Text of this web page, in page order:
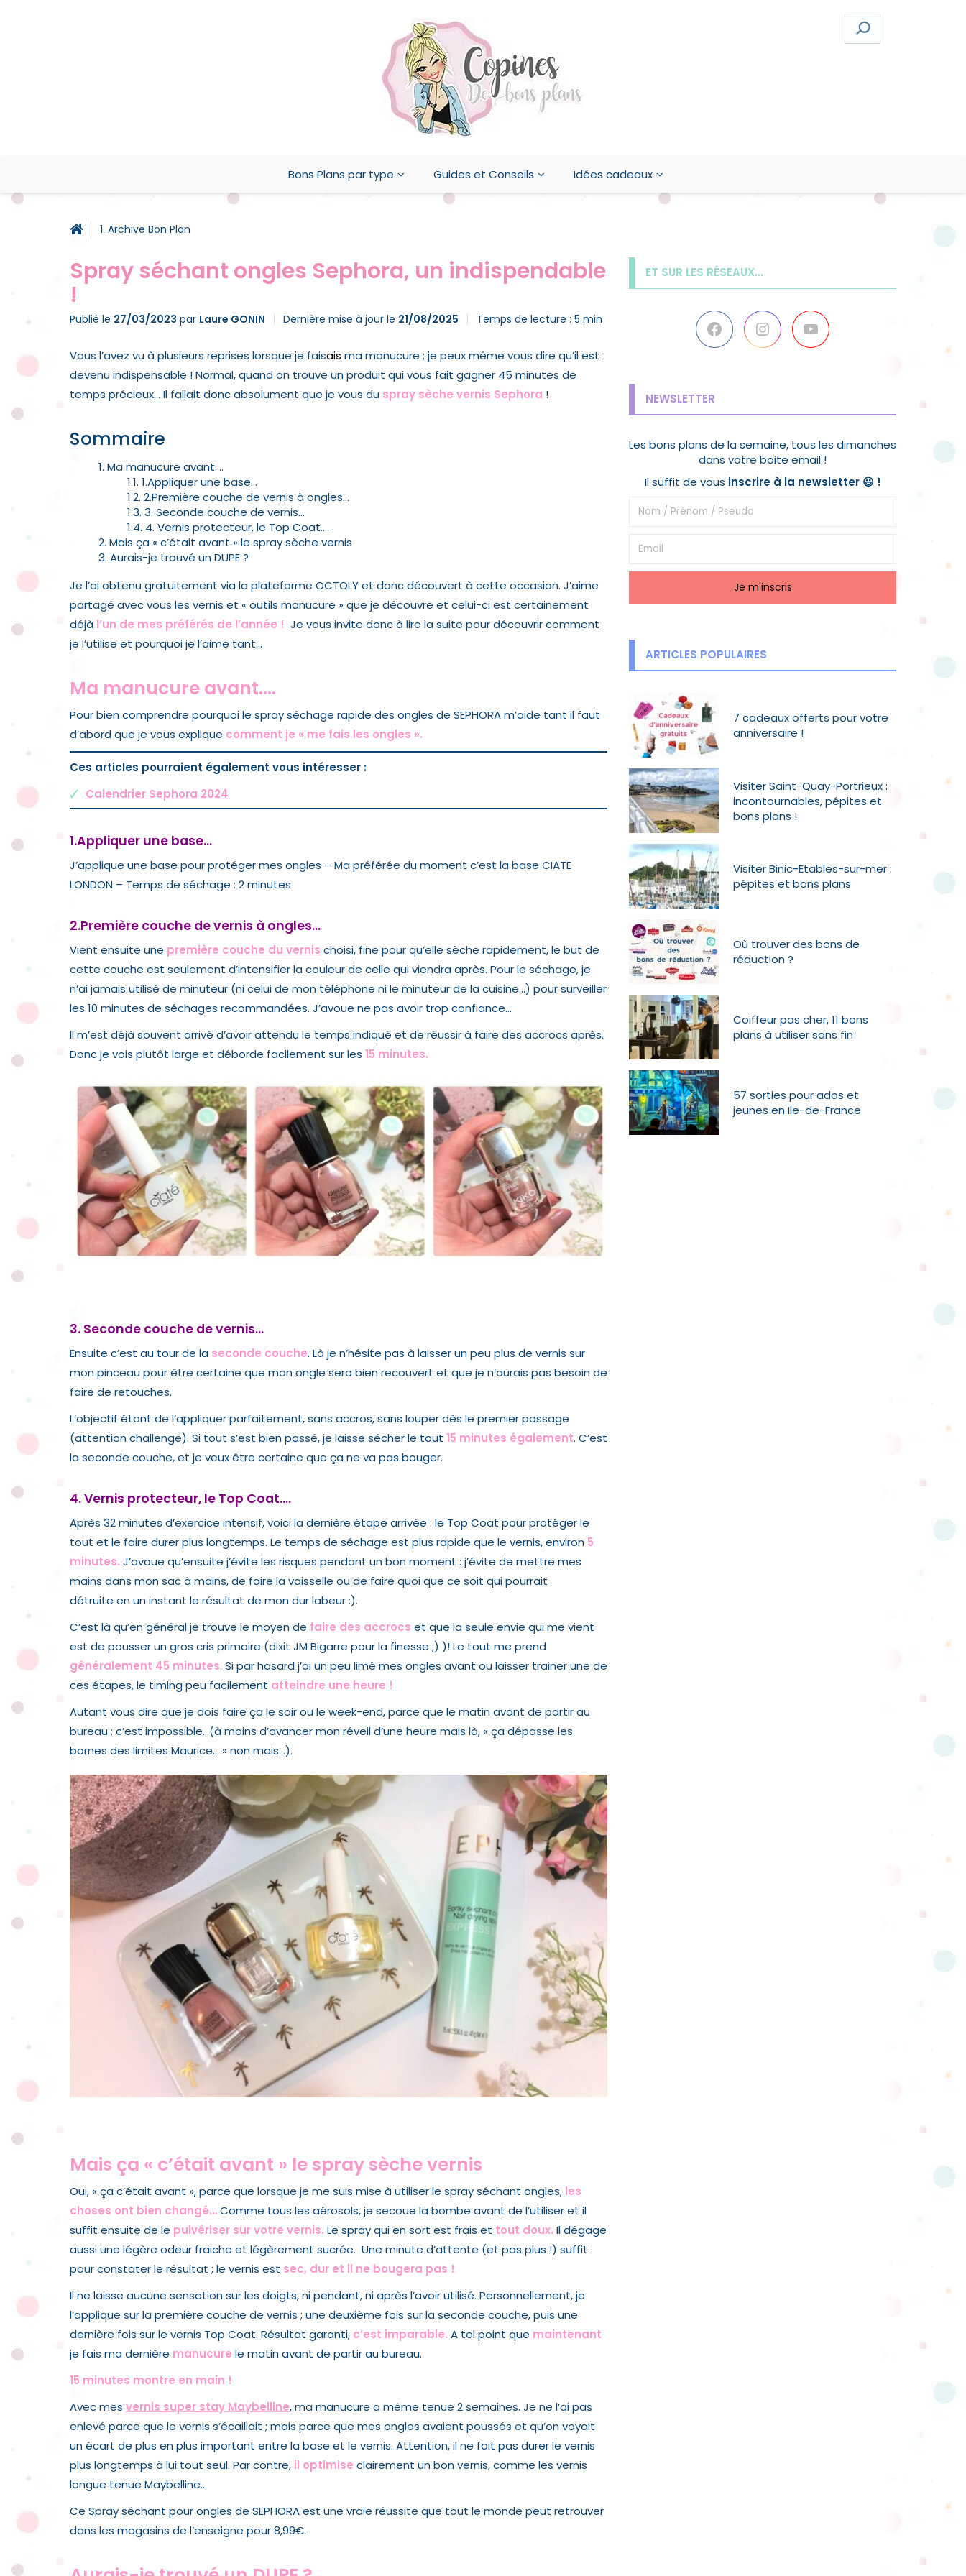
Bons Plans par type Guides et Conseils Idées cadeaux
1. Archive Bon Plan
Spray séchant ongles Sephora, un indispendable
!
Publié le 27/03/2023 par Laure GONIN Dernière mise à jour le 21/08/2025 Temps de lecture : 5 min
Vous l’avez vu à plusieurs reprises lorsque je faisais ma manucure ; je peux même vous dire qu’il est
devenu indispensable ! Normal, quand on trouve un produit quivous fait gagner 45 minutes de
temps précieux… Il fallait donc absolument que je vous du spray sèche vernis Sephora !
Sommaire
Ma manucure avant….
1.Appliquer une base…
2.Première couche de vernis à ongles…
3. Seconde couche de vernis…
4. Vernis protecteur, le Top Coat….
Mais ça « c’était avant » le spray sèche vernis
Aurais-je trouvé un DUPE ?
Je l’ai obtenu gratuitement via la plateforme OCTOLY et donc découvert à cette occasion. J’aime
partagé avec vous les vernis et « outils manucure » que je découvre et celui-ci est certainement
déjà l’un de mes préférés de l’année ! Je vous invite donc à lire la suite pour découvrir comment
je l’utilise et pourquoi je l’aime tant…
Ma manucure avant….
Pour bien comprendre pourquoi le spray séchage rapide des ongles de SEPHORAm’aide tant il faut
d’abord que je vous explique comment je « me fais les ongles ».
Ces articles pourraient également vous intéresser :
Calendrier Sephora 2024
1.Appliquer une base…
J’applique une base pour protéger mes ongles – Ma préférée du moment c’est la base CIATE
LONDON – Temps de séchage : 2 minutes
2.Première couche de vernis à ongles…
Vient ensuite une première couche du vernis choisi, fine pour qu’elle sèche rapidement, le but de
cette couche est seulement d’intensifier la couleur de celle qui viendra après. Pour le séchage, je
n’ai jamais utilisé de minuteur (ni celui de mon téléphone ni le minuteur de la cuisine…) pour surveiller
les 10 minutes de séchages recommandées. J’avoue ne pas avoir trop confiance…
Il m’est déjà souvent arrivé d’avoir attendu le temps indiqué et de réussir à faire des accrocs après.
Donc je vois plutôt large et déborde facilement sur les 15 minutes.
3. Seconde couche de vernis…
Ensuite c’est au tour de la seconde couche. Là je n’hésite pas à laisser un peu plus de vernis sur
mon pinceau pour être certaine que mon ongle sera bien recouvert et que je n’aurais pas besoin de
faire de retouches.
L’objectif étant de l’appliquer parfaitement, sans accros, sans louper dès le premier passage
(attention challenge). Si tout s’est bien passé, je laisse sécher le tout 15 minutes également. C’est
la seconde couche, et je veux être certaine que ça ne va pas bouger.
4. Vernis protecteur, le Top Coat….
Après 32 minutes d’exercice intensif, voici la dernière étape arrivée : le Top Coat pour protéger le
tout et le faire durer plus longtemps. Le temps de séchage est plus rapide que le vernis, environ 5
minutes. J’avoue qu’ensuite j’évite les risques pendant un bon moment : j’évite de mettre mes
mains dans mon sac à mains, de faire la vaisselle ou de faire quoi que ce soit qui pourrait
détruite en un instant le résultat de mon dur labeur :).
C’est là qu’en général je trouve le moyen de faire des accrocs et que la seule envie qui me vient
est de pousser un gros cris primaire (dixit JM Bigarre pour la finesse ;) )! Le tout me prend
généralement 45 minutes. Si par hasard j’ai un peu limé mes ongles avant ou laisser trainer une de
ces étapes, le timing peu facilement atteindre une heure !
Autant vous dire que je dois faire ça le soir ou le week-end, parce que le matin avant de partir au
bureau ; c’est impossible…(à moins d’avancer mon réveil d’une heure mais là, « ça dépasse les
bornes des limites Maurice… » non mais…).
Mais ça « c’était avant » le spray sèche vernis
Oui, « ça c’était avant », parce que lorsque je me suis mise à utiliser le spray séchant ongles, les
choses ont bien changé…Comme tous les aérosols, je secoue la bombe avant de l’utiliser et il
suffit ensuite de le pulvériser sur votre vernis. Le spray qui en sort est frais et tout doux. Il dégage
aussi une légère odeur fraiche et légèrement sucrée. Une minute d’attente (et pas plus !) suffit
pour constater le résultat ; le vernis est sec, dur et il ne bougera pas !
Il ne laisse aucune sensation sur les doigts, ni pendant, ni après l’avoir utilisé. Personnellement, je
l’applique sur la première couche de vernis ; une deuxième fois sur la seconde couche, puis une
dernière fois sur le vernis Top Coat. Résultat garanti, c’est imparable. A tel point que maintenant
je fais ma dernière manucure le matin avant de partir au bureau.
15 minutes montre en main !
Avec mes vernis super stay Maybelline, ma manucure a même tenue 2 semaines. Je ne l’ai pas
enlevé parce que le vernis s’écaillait ; mais parce que mes ongles avaient poussés et qu’on voyait
un écart de plus en plus important entre la base et le vernis. Attention, il ne fait pas durer le vernis
plus longtemps à lui tout seul. Par contre, il optimise clairement un bon vernis, comme les vernis
longue tenue Maybelline…
Ce Spray séchant pour ongles de SEPHORA est une vraie réussite que tout le monde peut retrouver
dans les magasins de l’enseigne pour 8,99€.
ET SUR LES RÉSEAUX...
FacebookInstagramYouTube
NEWSLETTER
Les bons plans de la semaine, tous les dimanches
dans votre boite email !
Il suffit de vous inscrire à la newsletter 😃 !
ARTICLES POPULAIRES
7 cadeaux offerts pour votre
anniversaire !
Visiter Saint-Quay-Portrieux :
incontournables, pépites et
bons plans !
Visiter Binic-Etables-sur-mer :
pépites et bons plans
Où trouver des bons de
réduction ?
Coiffeur pas cher, 11 bons
plans à utiliser sans fin
57 sorties pour ados et
jeunes en Ile-de-France